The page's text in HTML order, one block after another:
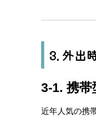
3. 外出
3-1. 携帯
近年人気の携